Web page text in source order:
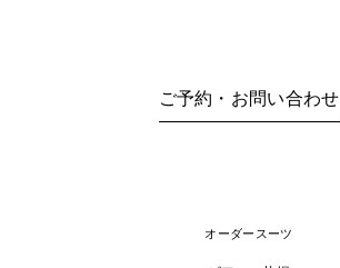
ご予約・お問い合わせ
オーダースーツ